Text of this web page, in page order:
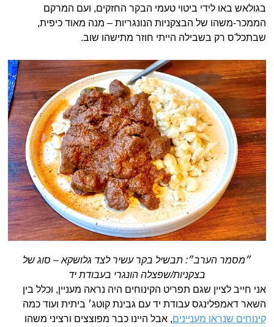
בגולאש באו לידי ביטוי טעמי הבקר החזקים, ועם המרקם
הממכר-משהו של הבצקניות הנונגריות – מנה מאוד כיפית,
שבתכל'ס רק בשבילה הייתי חוזר מתישהו שוב.
״מסמר הערב״: תבשיל בקר עשיר לצד גלושקא – סוג של
בצקניות/שפצלה הונגרי בעבודת יד
אני חייב לציין שגם תפריט הקינוחים היה נראה מעניין, וכלל בין
השאר דאמפלינגס עבודת יד עם גבינת קוטג׳ ביתית ועוד כמה
קינוחים שנראו מעניינים, אבל היינו כבר מפוצצים ורציני משהו